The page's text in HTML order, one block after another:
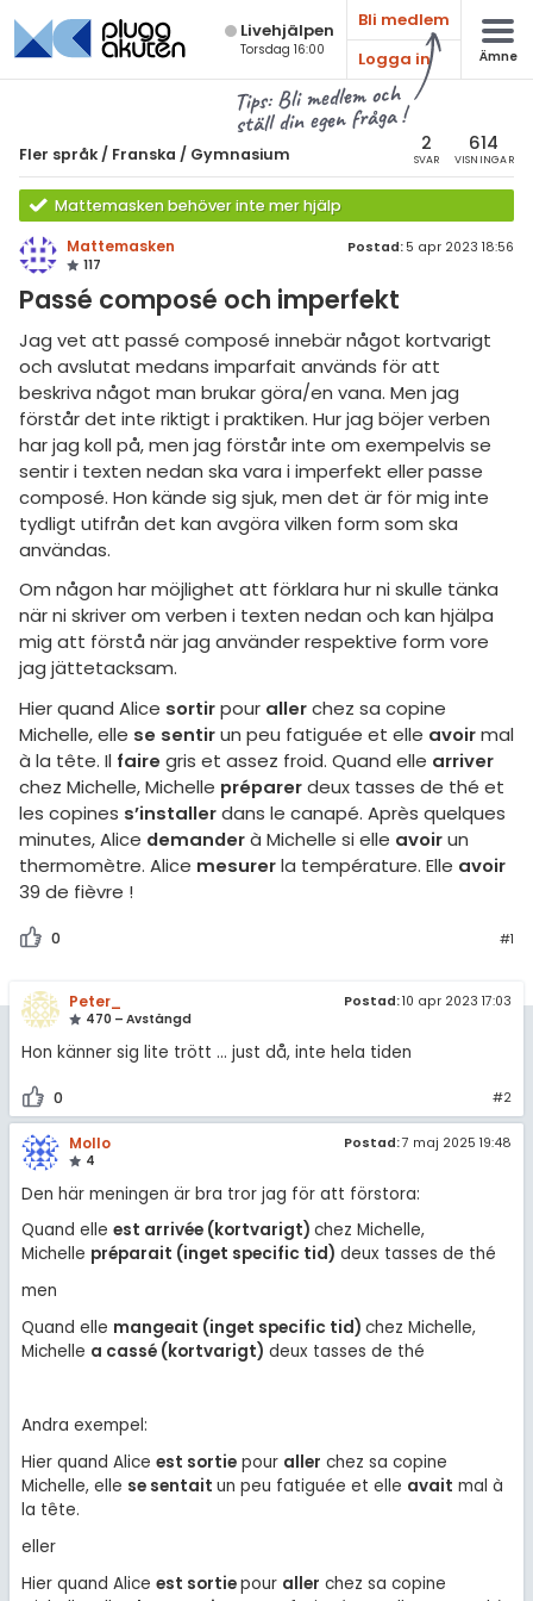
Live­hjälpen
Torsdag 16:00
Bli medlem
Logga in
Ämne
Tips: Bli medlem och
ställ din egen fråga !
Fler språk / Franska / Gymnasium 2
SVAR
614
VISNINGAR
Mattemasken behöver inte mer hjälp
Mattemasken
117
Postad: 5 apr 2023 18:56
Passé composé och imperfekt
Jag vet att passé composé innebär något kortvarigt
och avslutat medans imparfait används för att
beskriva något man brukar göra/en vana. Men jag
förstår det inte riktigt i praktiken. Hur jag böjer verben
har jag koll på, men jag förstår inte om exempelvis se
sentir i texten nedan ska vara i imperfekt eller passe
composé. Hon kände sig sjuk, men det är för mig inte
tydligt utifrån det kan avgöra vilken form som ska
användas.
Om någon har möjlighet att förklara hur ni skulle tänka
när ni skriver om verben i texten nedan och kan hjälpa
mig att förstå när jag använder respektive form vore
jag jättetacksam.
Hier quand Alice sortirpour allerchez sa copine
Michelle, elle se sentirun peu fatiguée et elle avoirmal
à la tête. Il faire gris et assez froid. Quand elle arriver
chez Michelle, Michelle préparerdeux tasses de thé et
les copines s’installerdans le canapé. Après quelques
minutes, Alice demanderà Michelle si elle avoirun
thermomètre. Alice mesurerla température. Elle avoir
39 de fièvre !
0 #1
Peter_
470 – Avstängd
Postad:10 apr 2023 17:03
Hon känner sig lite trött ... just då, inte hela tiden
0 #2
Mollo
4
Postad:7 maj 2025 19:48
Den här meningen är bra tror jag för att förstora:
Quand elle est arrivée (kortvarigt) chez Michelle,
Michelle préparait (inget specific tid) deux tasses de thé
men
Quand elle mangeait (inget specific tid) chez Michelle,
Michelle a cassé (kortvarigt) deux tasses de thé
Andra exempel:
Hier quand Alice est sortiepour aller chez sa copine
Michelle, elle se sentait un peu fatiguée et elle avait mal à
la tête.
eller
Hier quand Alice est sortiepour aller chez sa copine
& Bygg
språk
Alla ämnen
Alla trådar
Fler språk
Franska
Alla trådar
Gymnasium
Universitet
Allmänna diskussioner
Livehjälpen
Topplistor
För lärare
Om Pluggakuten
Allmänna villkor
Cookie-inställningar
språk
ämnen
diskussioner